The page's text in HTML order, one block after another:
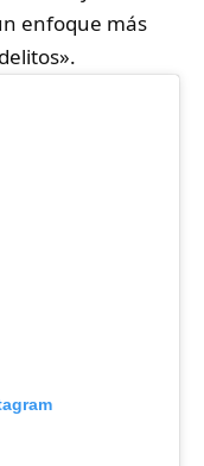
enfoque más